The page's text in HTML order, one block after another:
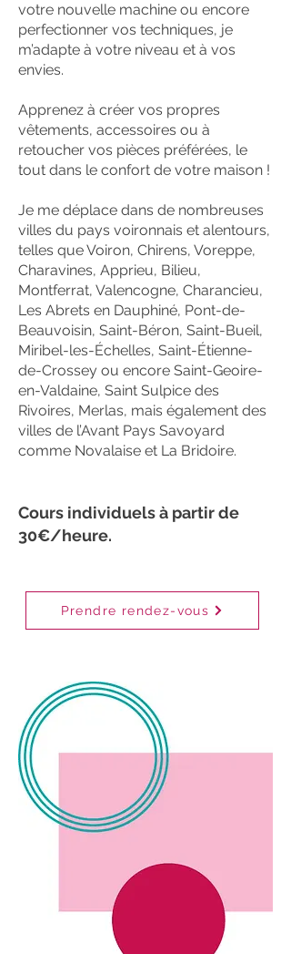
votre nouvelle machine ou encore
perfectionner vos techniques, je
m’adapte à votre niveau et à vos
envies.
Apprenez à créer vos propres
vêtements, accessoires ou à
retoucher vos pièces préférées, le
tout dans le confort de votre maison !
Je me déplace dans de nombreuses
villes du pays voironnais et alentours,
telles que Voiron, Chirens, Voreppe,
Charavines, Apprieu, Bilieu,
Montferrat, Valencogne, Charancieu,
Les Abrets en Dauphiné, Pont-de-
Beauvoisin, Saint-Béron, Saint-Bueil,
Miribel-les-Échelles, Saint-Étienne-
de-Crossey ou encore Saint-Geoire-
en-Valdaine, Saint Sulpice des
Rivoires, Merlas, mais également des
villes de l’Avant Pays Savoyard
comme Novalaise et La Bridoire.
Cours individuels à partir de
30€/heure.
Prendre rendez-vous